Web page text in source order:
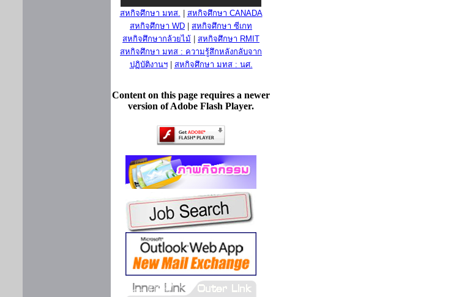
สหกิจศึกษา มทส.
สหกิจศึกษา CANADA
สหกิจศึกษา WD
สหกิจศึกษา ซีเกท
สหกิจศึกษากล้วยไม้
สหกิจศึกษา RMIT
สหกิจศึกษา มทส : ความรู้สึกหลังกลับจาก
ปฏิบัติงานฯ| สหกิจศึกษา มทส : นศ.
Content on this page requires a newer
version of Adobe Flash Player.